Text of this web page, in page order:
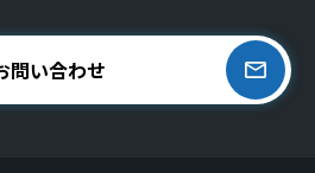
問い合わせ